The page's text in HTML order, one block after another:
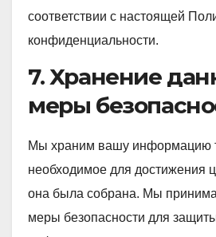
соответствии с настоящей
конфиденциальности.
7. Хранение
меры
Мы храним вашу информацию
необходимое для достижения
она была собрана. Мы
меры безопасности для